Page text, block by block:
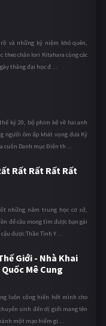
và những kỷ niệm khó quên,
theo chân Iori Kitahara cùng các
tháng đại học đ ...
kỷ 20, bộ phim kể về hai anh
người ôm ấp khát vọng đưa Kỷ
cuốn Danh mục Điện th ...
Rất Rất Rất Rất
những năm trung học cơ sở,
để cầu mong tìm được bạn gái
được Thần Tình Y ...
Giới - Nhà Khai
Mê Cung
luôn cống hiến hết mình cho
sinh đến dị giới mang tên
một mạo hiểm gi ...